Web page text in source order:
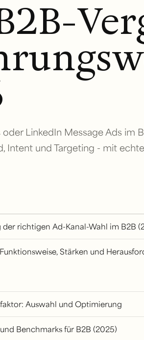
LinkedIn Message Ads im
Intent und Targeting - mit
der richtigen Ad-Kanal-Wahl im B2B
Stärken und
Auswahl und Optimierung
Benchmarks für B2B (2025)